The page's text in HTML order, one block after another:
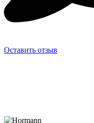
Оставить отзыв